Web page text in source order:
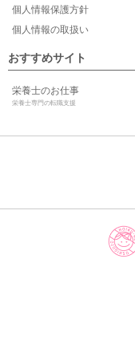
個人情報保護方針
個人情報の取扱い
おすすめサイト
栄養士のお仕事
栄養士専門の転職支援